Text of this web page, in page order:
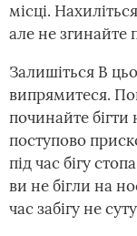
місці.
але не згинайте
Залишіться В
випрямитеся.
починайте бігти
поступово
під час бігу
ви не бігли на
час забігу не